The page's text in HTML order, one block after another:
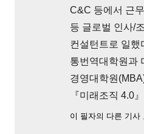
C&C 등에서 근
등 글로벌 인사/
컨설턴트로 일했
통번역대학원과
경영대학원
『미래조직 4.0
이 필자의 다른 기사